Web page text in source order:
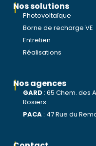
Nos solutions
Photovoltaïque
Borne de recharge VE
Entretien
Réalisations
Nos agences
GARD : 65 Chem. des
Rosiers
PACA : 47 Rue du